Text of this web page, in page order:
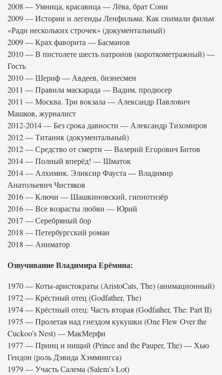
2008 — Умница, красавица — Лёва, брат Сони
2009 — Истории и легенды Ленфильма. Как снимали фильм
«Ради нескольких строчек» (документальный)
2009 — Крах фаворита — Басманов
2010 — В пистолете шесть патронов (короткометражный) —
Гость
2010 — Шериф — Авдеев, бизнесмен
2011 — Правила маскарада — Вадим, продюсер
2011 — Москва. Три вокзала — Александр Павлович
Машков, журналист
2012-2014 — Без срока давности — Александр Тихомиров
2012 — Титаник (документальный)
2012 — Средство от смерти — Валерий Егорович Битов
2014 — Полный вперёд! — Шматок
2014 — Алхимик. Эликсир Фауста — Владимир
Анатольевич Чистяков
2016 — Ключи — Шашкиновский, гипнотизёр
2016 — Все возрасты любви — Юрий
2017 — Серебряный бор
2018 — Петербургский роман
2018 — Аниматор
Озвучивание Владимира Ерёмина:
1970 — Коты-аристократы (AristoCats, The) (анимационный)
1972 — Крёстный отец (Godfather, The)
1974 — Крёстный отец: Часть вторая (Godfather, The: Part II)
1975 — Пролетая над гнездом кукушки (One Flew Over the
Cuckoo’s Nest) — МакМерфи
1977 — Принц и нищий (Prince and the Pauper, The) — Хью
Гендон (роль Дэвида Хэммингса)
1979 — Участь Салема (Salem’s Lot)